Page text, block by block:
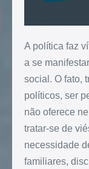
A política faz
a se
social. O fato,
políticos, ser
não oferece
tratar-se de
necessidade
familiares,